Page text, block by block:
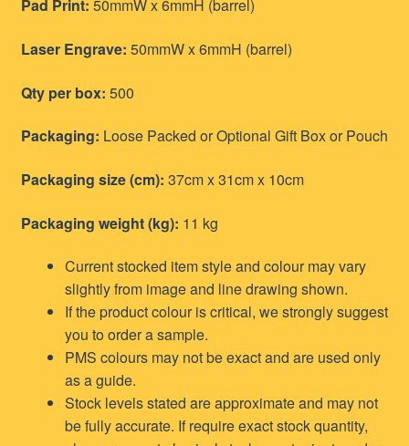
Pad Print: 50mmW x 6mmH (barrel)
Laser Engrave: 50mmW x 6mmH (barrel)
Qty per box: 500
Packaging: Loose Packed or Optional Gift Box or Pouch
Packaging size (cm): 37cm x 31cm x 10cm
Packaging weight (kg): 11 kg
Current stocked item style and colour may vary
slightly from image and line drawing shown.
If the product colour is critical, we strongly suggest
you to order a sample.
PMS colours may not be exact and are used only
as a guide.
Stock levels stated are approximate and may not
be fully accurate. If require exact stock quantity,